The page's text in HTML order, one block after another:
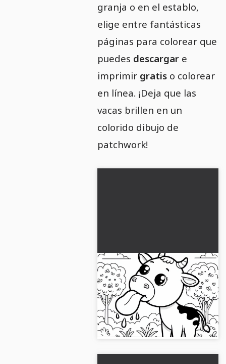
granja o en el establo,
elige entre fantásticas
páginas para colorear que
puedes descargar e
imprimir gratis o colorear
en línea. ¡Deja que las
vacas brillen en un
colorido dibujo de
patchwork!
Vaca saca la lengua:
Plantilla de dibujo
sencilla (Gratis)
¡Crea esta genial plantilla para
colorear de una vaca y
descárgala gratis!...